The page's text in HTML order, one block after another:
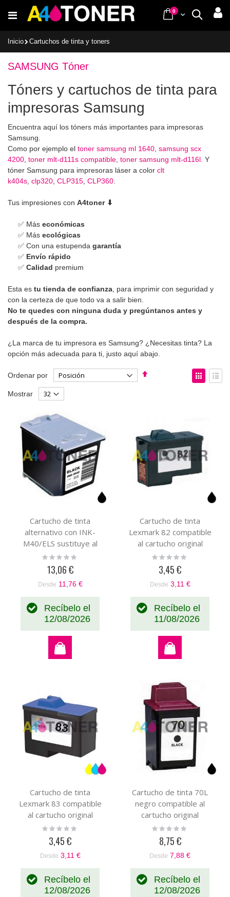
al
Buscar
Cart
0items
Inicio Cartuchos de tinta y toners
SAMSUNG Tóner
Tóners y cartuchos de tinta para
impresoras Samsung
Encuentra aquí los tóners más importantes para impresoras
Samsung.
Como por ejemplo el toner samsung ml 1640 samsung scx
4200 toner mlt-d111s compatible toner samsung mlt-d116l . Y
tóner Samsung para impresoras láser a color clt
k404s clp320 CLP315 CLP360
Tus impresiones con A4toner ⬇
✅ Más económicas
✅ Más ecológicas
✅ Con una estupenda garantía
✅ Envío rápido
✅ Calidad premium
Esta es tu tienda de confianza , para imprimir con seguridad y
con la certeza de que todo va a salir bien.
No te quedes con ninguna duda y pregúntanos antes y
después de la compra.
¿La marca de tu impresora es Samsung? ¿Necesitas tinta? La
opción más adecuada para ti, justo aquí abajo.
Ordenar por
Fijar
Ver
como
Mostrar
Cartucho de tinta
alternativo con INK-
M40/ELS sustituye al
cartucho original INK-
M40/ELS
Rating:
13,06 €
Desde 11,76 €
Recíbelo el
12/08/2026
Cartucho de tinta
Lexmark 82 compatible
al cartucho original
Lexmark 018L0032E
Rating:
3,45 €
Desde 3,11 €
Recíbelo el
11/08/2026
Cartucho de tinta
Lexmark 83 compatible
al cartucho original
Lexmark 018LX042E
Rating:
3,45 €
Desde 3,11 €
Recíbelo el
12/08/2026
Cartucho de tinta 70L
negro compatible al
cartucho original
012AX970E
Rating:
8,75 €
Desde 7,88 €
Recíbelo el
12/08/2026